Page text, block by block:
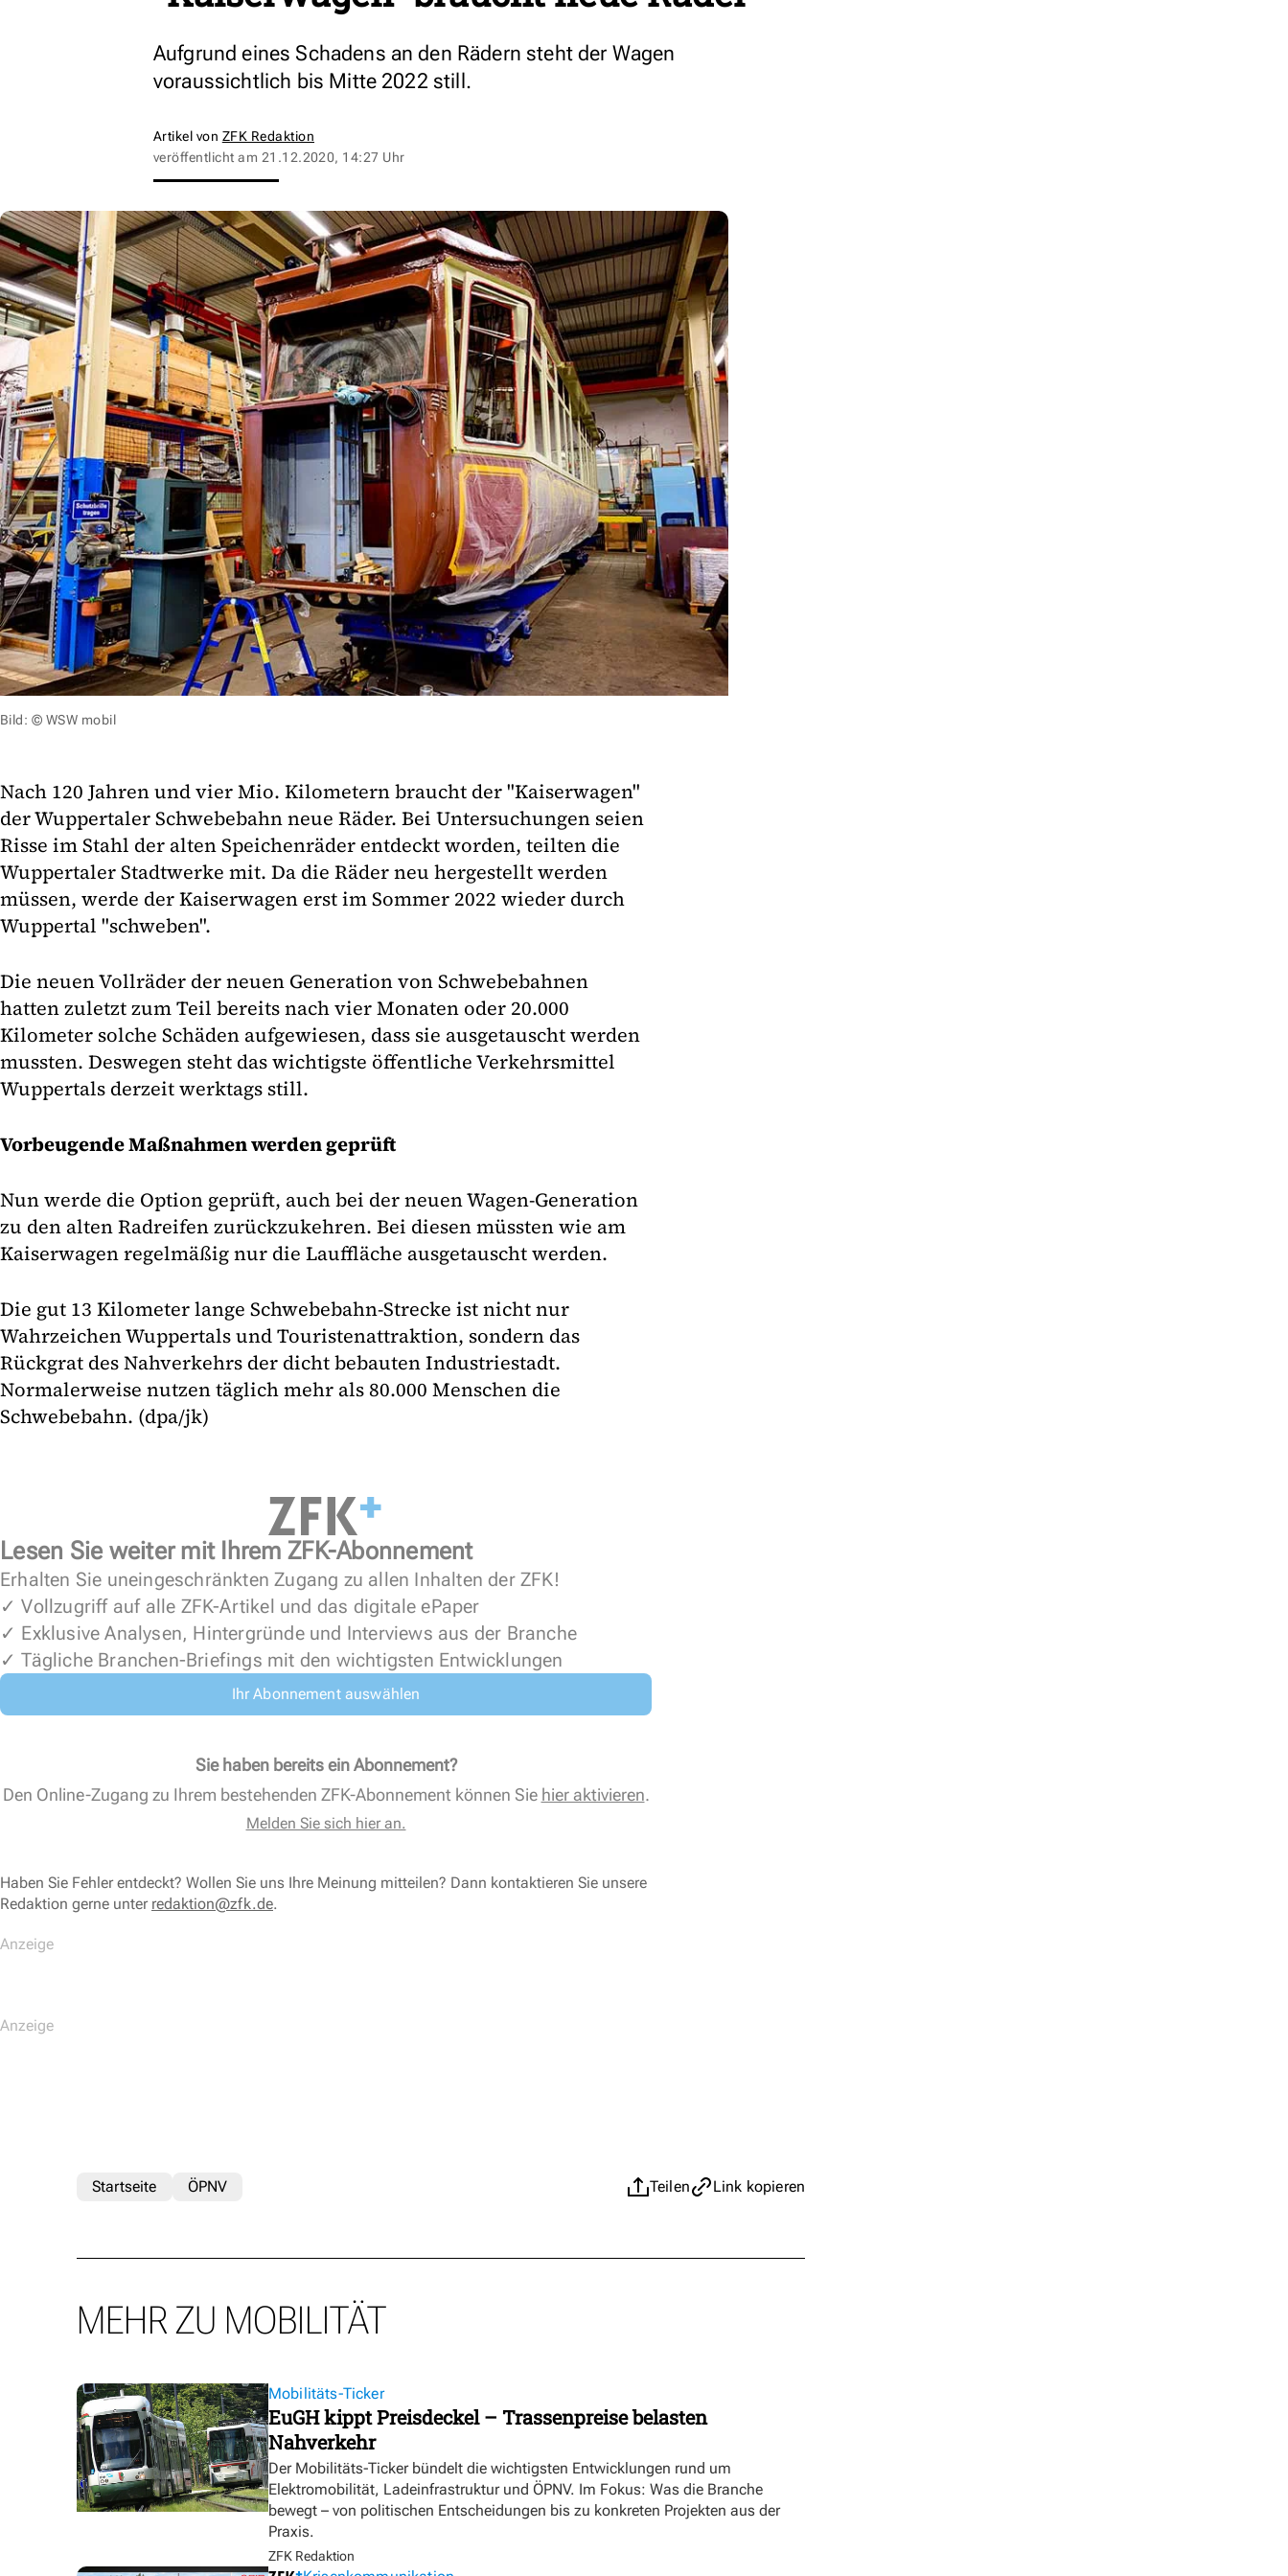
Aufgrund eines Schadens an den Rädern steht der Wagen
voraussichtlich bis Mitte 2022 still.
Artikel von ZFK Redaktion
veröffentlicht am 21.12.2020, 14:27 Uhr
Bild: © WSW mobil
Nach 120 Jahren und vier Mio. Kilometern braucht der "Kaiserwagen"
der Wuppertaler Schwebebahn neue Räder. Bei Untersuchungen seien
Risse im Stahl der alten Speichenräder entdeckt worden, teilten die
Wuppertaler Stadtwerke mit. Da die Räder neu hergestellt werden
müssen, werde der Kaiserwagen erst im Sommer 2022 wieder durch
Wuppertal "schweben".
Die neuen Vollräder der neuen Generation von Schwebebahnen
hatten zuletzt zum Teil bereits nach vier Monaten oder 20.000
Kilometer solche Schäden aufgewiesen, dass sie ausgetauscht werden
mussten. Deswegen steht das wichtigste öffentliche Verkehrsmittel
Wuppertals derzeit werktags still.
Vorbeugende Maßnahmen werden geprüft
Nun werde die Option geprüft, auch bei der neuen Wagen-Generation
zu den alten Radreifen zurückzukehren. Bei diesen müssten wie am
Kaiserwagen regelmäßig nur die Lauffläche ausgetauscht werden.
Die gut 13 Kilometer lange Schwebebahn-Strecke ist nicht nur
Wahrzeichen Wuppertals und Touristenattraktion, sondern das
Rückgrat des Nahverkehrs der dicht bebauten Industriestadt.
Normalerweise nutzen täglich mehr als 80.000 Menschen die
Schwebebahn. (dpa/jk)
Lesen Sie weiter mit Ihrem ZFK-Abonnement
Erhalten Sie uneingeschränkten Zugang zu allen Inhalten der ZFK!
✓ Vollzugriff auf alle ZFK-Artikel und das digitale ePaper
✓ Exklusive Analysen, Hintergründe und Interviews aus der Branche
✓ Tägliche Branchen-Briefings mit den wichtigsten Entwicklungen
Ihr Abonnement auswählen
Sie haben bereits ein Abonnement?
Den Online-Zugang zu Ihrem bestehenden ZFK-Abonnement können Sie hier aktivieren.
Melden Sie sich hier an.
Haben Sie Fehler entdeckt? Wollen Sie uns Ihre Meinung mitteilen? Dann kontaktieren Sie unsere
Redaktion gerne unter redaktion@zfk.de.
Teilen Link kopieren
Startseite ÖPNV
MEHR ZU MOBILITÄT
Mobilitäts-Ticker
EuGH kippt Preisdeckel – Trassenpreise belasten
Nahverkehr
Der Mobilitäts-Ticker bündelt die wichtigsten Entwicklungen rund um
Elektromobilität, Ladeinfrastruktur und ÖPNV. Im Fokus: Was die Branche
bewegt – von politischen Entscheidungen bis zu konkreten Projekten aus der
Praxis.
ZFK Redaktion